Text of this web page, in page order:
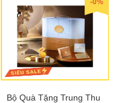
Bộ Quà Tặng Trung Thu